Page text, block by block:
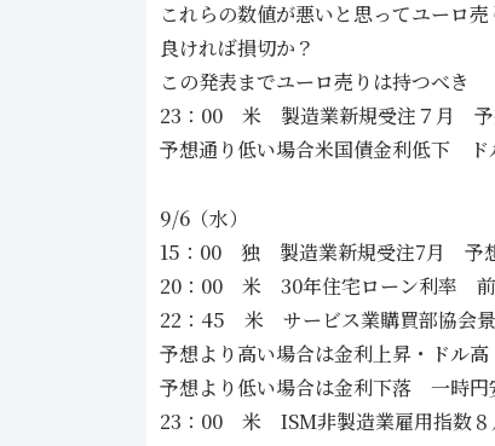
これらの数値が悪いと思ってユーロ
良ければ損切か？
この発表までユーロ売りは持つべき
23：00 米 製造業新規受注７月 予
予想通り低い場合米国債金利低下 ド
9/6（水）
15：00 独 製造業新規受注7月 予
20：00 米 30年住宅ローン利率
22：45 米 サービス業購買部協会
予想より高い場合は金利上昇・ドル
予想より低い場合は金利下落 一時円
23：00 米 ISM非製造業雇用指数